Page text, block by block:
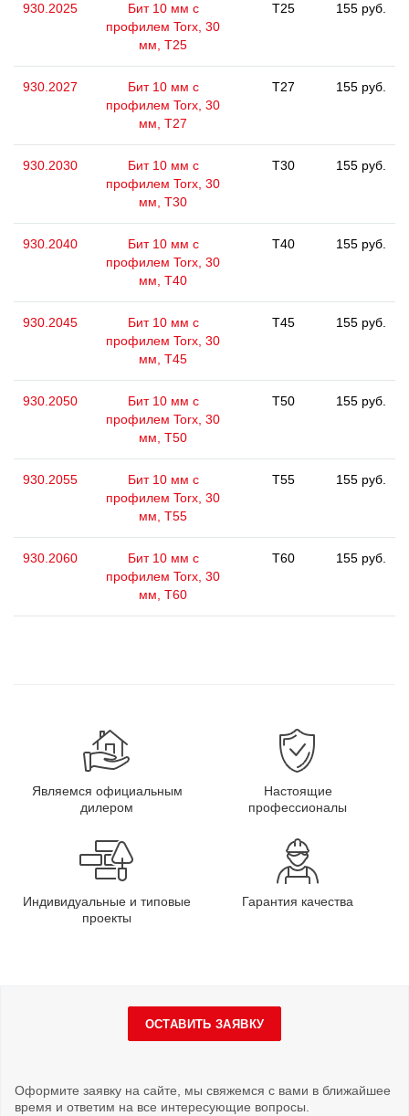
930.2025
Бит 10 мм с
профилем Torx, 30
мм, Т25
T25 155 руб.
930.2027
Бит 10 мм с
профилем Torx, 30
мм, Т27
T27 155 руб.
930.2030
Бит 10 мм с
профилем Torx, 30
мм, Т30
T30 155 руб.
930.2040
Бит 10 мм с
профилем Torx, 30
мм, Т40
T40 155 руб.
930.2045
Бит 10 мм с
профилем Torx, 30
мм, Т45
T45 155 руб.
930.2050
Бит 10 мм с
профилем Torx, 30
мм, Т50
T50 155 руб.
930.2055
Бит 10 мм с
профилем Torx, 30
мм, Т55
T55 155 руб.
930.2060
Бит 10 мм с
профилем Torx, 30
мм, Т60
T60 155 руб.
Являемся официальным
дилером
Настоящие
профессионалы
Индивидуальные и типовые
проекты
Гарантия качества
ОСТАВИТЬ ЗАЯВКУ
Оформите заявку на сайте, мы свяжемся с вами в ближайшее
время и ответим на все интересующие вопросы.